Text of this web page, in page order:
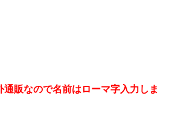
通販なので名前はローマ字入力しま